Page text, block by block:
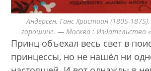
Андерсен, Ганс Христиан (1805-
горошине. — Москва : Издательство
Принц объехал весь свет в
принцессы, но не нашёл ни